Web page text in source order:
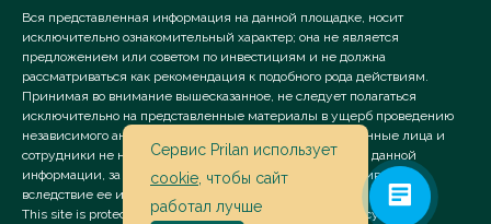
Вся представленная информация на данной площадке, носит
исключительно ознакомительный характер; она не является
предложением или советом по инвестициям и не должна
рассматриваться как рекомендация к подобного рода действиям.
Принимая во внимание вышесказанное, не следует полагаться
исключительно на представленные материалы в ущерб проведению
независимого анализа. Сервис «Prilan» его аффилированные лица и
сотрудники не несут ответственности за использование данной
информации, за прямой или косвенный ущерб, наступивший
вследствие ее использования.
This site is protected by reCAPTCHA and the Google
Privacy Policy
Сервис Prilan использует
cookie , чтобы сайт
работал лучше